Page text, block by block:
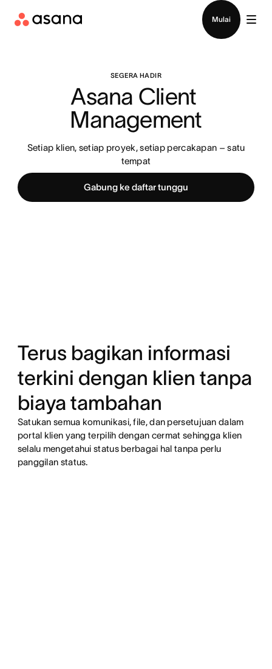
Mulai
SEGERA HADIR
Asana Client
Management
Setiap klien, setiap proyek, setiap percakapan – satu
tempat
Gabung ke daftar tunggu
Terus bagikan informasi
terkini dengan klien tanpa
biaya tambahan
Satukan semua komunikasi, file, dan persetujuan dalam
portal klien yang terpilih dengan cermat sehingga klien
selalu mengetahui status berbagai hal tanpa perlu
panggilan status.